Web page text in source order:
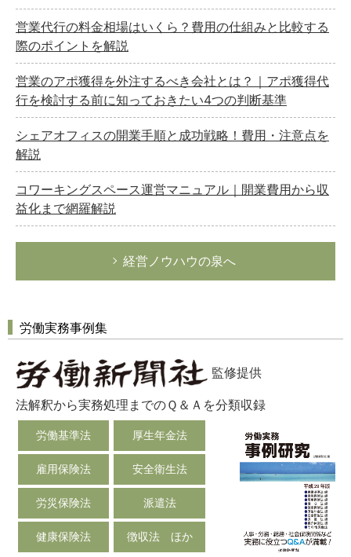
営業代行の料金相場はいくら？費用の仕組みと比較する
際のポイントを解説
営業のアポ獲得を外注するべき会社とは？｜アポ獲得代
行を検討する前に知っておきたい4つの判断基準
シェアオフィスの開業手順と成功戦略！費用・注意点を
解説
コワーキングスペース運営マニュアル｜開業費用から収
益化まで網羅解説
経営ノウハウの泉へ
労働実務事例集
監修提供
法解釈から実務処理までのＱ＆Ａを分類収録
労働基準法 厚生年金法
雇用保険法 安全衛生法
労災保険法 派遣法
健康保険法 徴収法 ほか